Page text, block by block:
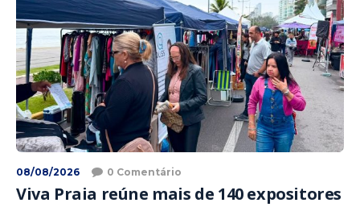
08/08/2026 0 Comentário
Viva Praia reúne mais de 140 expositores